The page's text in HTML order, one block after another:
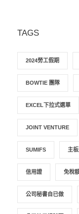
TAGS
2024勞工假期
BOWTIE 團隊
EXCEL下拉式選單
JOINT VENTURE
SUMIFS 主
信用證 免稅
公司秘書自已做